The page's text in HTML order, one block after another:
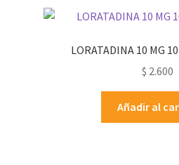
LORATADINA 10 MG
$ 2.600
Añadir al